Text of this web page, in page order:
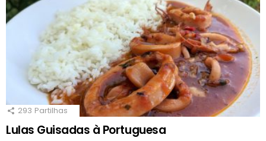
293 Partilhas
Lulas Guisadas à Portuguesa